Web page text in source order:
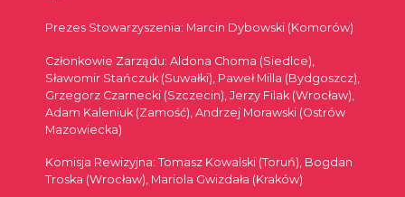
Prezes Stowarzyszenia: Marcin Dybowski (Komorów)
Członkowie Zarządu: Aldona Choma (Siedlce),
Sławomir Stańczuk (Suwałki), Paweł Milla (Bydgoszcz),
Grzegorz Czarnecki (Szczecin), Jerzy Filak (Wrocław),
Adam Kaleniuk (Zamość), Andrzej Morawski (Ostrów
Mazowiecka)
Komisja Rewizyjna: Tomasz Kowalski (Toruń), Bogdan
Troska (Wrocław), Mariola Gwizdała (Kraków)